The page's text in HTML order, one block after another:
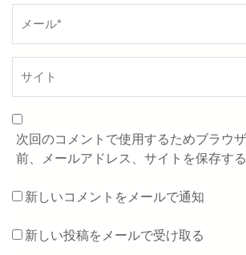
次回のコメントで使用するためブラウ
前、メールアドレス、サイトを保存する
新しいコメントをメールで通知
新しい投稿をメールで受け取る